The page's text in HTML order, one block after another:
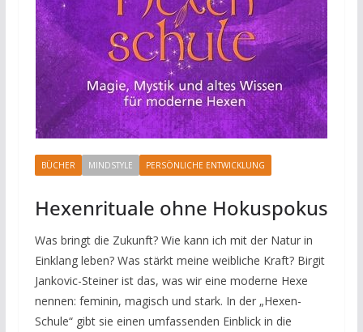
BÜCHER MINDSTYLE PERSÖNLICHE ENTWICKLUNG
Hexenrituale ohne Hokuspokus
Was bringt die Zukunft? Wie kann ich mit der Natur in
Einklang leben? Was stärkt meine weibliche Kraft? Birgit
Jankovic-Steiner ist das, was wir eine moderne Hexe
nennen: feminin, magisch und stark. In der „Hexen-
Schule“ gibt sie einen umfassenden Einblick in die